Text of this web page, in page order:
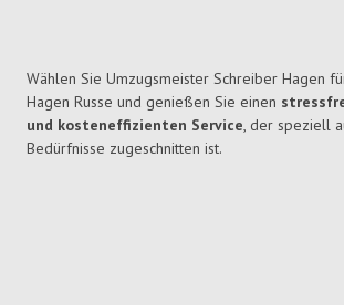
Wählen Sie Umzugsmeister Schreiber Hagen
Hagen Russe und genießen Sie einen
und kosteneffizienten Service, der speziell
Bedürfnisse zugeschnitten ist.